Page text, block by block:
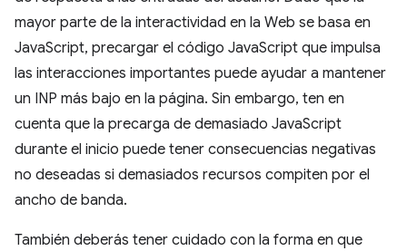
mayor parte de la interactividad en la Web se basa en
JavaScript, precargar el código JavaScript que impulsa
las interacciones importantes puede ayudar a mantener
un INP más bajo en la página. Sin embargo, ten en
cuenta que la precarga de demasiado JavaScript
durante el inicio puede tener consecuencias negativas
no deseadas si demasiados recursos compiten por el
ancho de banda.
También deberás tener cuidado con la forma en que